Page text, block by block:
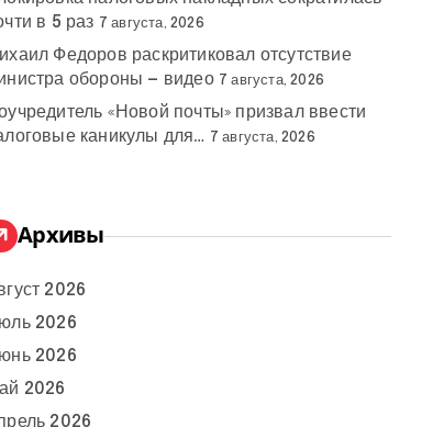
в 5 раз 7 августа, 2026
Федоров раскритиковал отсутствие
обороны — видео 7 августа, 2026
«Новой почты» призвал ввести
каникулы для… 7 августа, 2026
Архивы
2026
2026
2026
2026
2026